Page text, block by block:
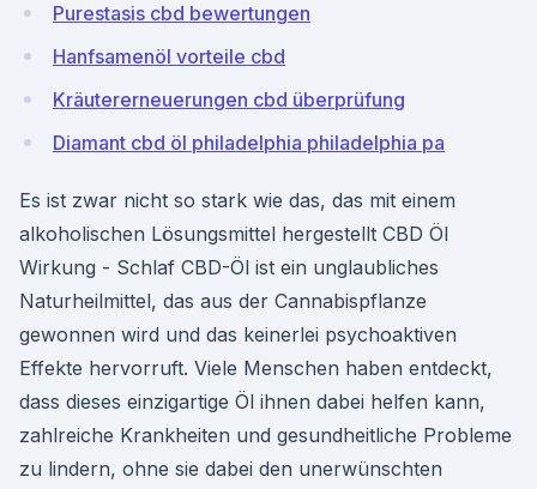
Purestasis cbd bewertungen
Hanfsamenöl vorteile cbd
Kräutererneuerungen cbd überprüfung
Diamant cbd öl philadelphia philadelphia pa
Es ist zwar nicht so stark wie das, das mit einem
alkoholischen Lösungsmittel hergestellt CBD Öl
Wirkung - Schlaf CBD-Öl ist ein unglaubliches
Naturheilmittel, das aus der Cannabispflanze
gewonnen wird und das keinerlei psychoaktiven
Effekte hervorruft. Viele Menschen haben entdeckt,
dass dieses einzigartige Öl ihnen dabei helfen kann,
zahlreiche Krankheiten und gesundheitliche Probleme
zu lindern, ohne sie dabei den unerwünschten